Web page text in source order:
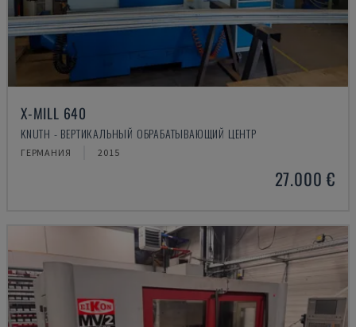
X-MILL 640
KNUTH - ВЕРТИКАЛЬНЫЙ ОБРАБАТЫВАЮЩИЙ ЦЕНТР
ГЕРМАНИЯ 2015
27.000 €